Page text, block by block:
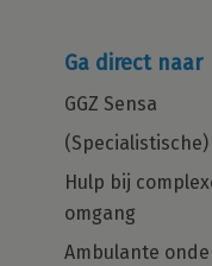
Ga direct naar
GGZ Sensa
Hulp bij
omgang
Ambulante